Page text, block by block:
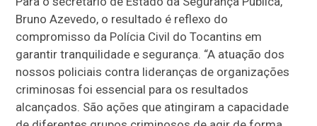
Bruno Azevedo, o resultado é reflexo do
compromisso da Polícia Civil do Tocantins em
garantir tranquilidade e segurança. “A atuação dos
nossos policiais contra lideranças de organizações
criminosas foi essencial para os resultados
alcançados. São ações que atingiram a capacidade